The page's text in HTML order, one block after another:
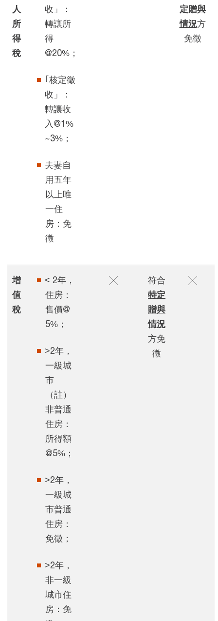
人
所
得
稅
收」：
轉讓所
得
@20%；
｢核定徵
收」：
轉讓收
入@1%
~3%；
夫妻自
用五年
以上唯
一住
房：免
徵
定贈與
情況方
免徵
增
值
稅
< 2年，
住房：
售價@
5%；
>2年，
一級城
市
（註）
非普通
住房：
所得額
@5%；
>2年，
一級城
市普通
住房：
免徵；
>2年，
非一級
城市住
房：免
╳
符合
特定
贈與
情況
方免
徵
╳